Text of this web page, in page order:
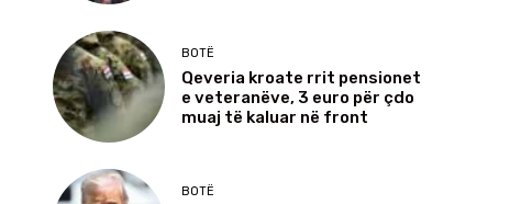
BOTË
Qeveria kroate rrit pensionet
e veteranëve, 3 euro për çdo
muaj të kaluar në front
BOTË